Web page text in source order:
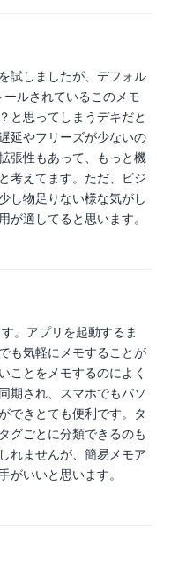
試しましたが、デフォル
ールされているこのメモ
と思ってしまうデキだと
延やフリーズが少ないの
張性もあって、もっと機
考えてます。ただ、ビジ
し物足りない様な気がし
が適してると思います。
。アプリを起動するま
も気軽にメモすることが
ことをメモするのによく
期され、スマホでもパソ
できとても便利です。タ
グごとに分類できるのも
れませんが、簡易メモア
がいいと思います。